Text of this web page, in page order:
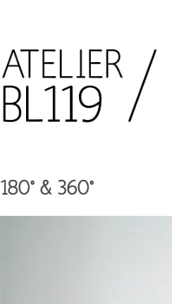
contenu
principal
180° & 360°